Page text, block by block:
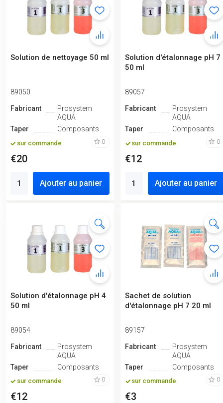
Solution de nettoyage 50 ml
89050
Fabricant
Prosystem
AQUA
Taper
Composants
sur commande 0
€20
Ajouter au panier
Solution d'étalonnage pH 7
50 ml
89057
Fabricant
Prosystem
AQUA
Taper
Composants
sur commande 0
€12
Ajouter au panier
Solution d'étalonnage pH 4
50 ml
89054
Fabricant
Prosystem
AQUA
Taper
Composants
sur commande 0
€12
Sachet de solution
d'étalonnage pH 7 20 ml
89157
Fabricant
Prosystem
AQUA
Taper
Composants
sur commande 0
€3